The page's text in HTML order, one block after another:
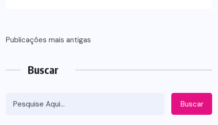
Navegação
posts
Publicações mais antigas
Buscar
Buscar